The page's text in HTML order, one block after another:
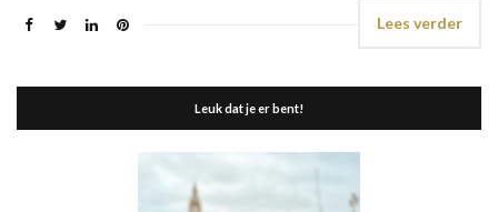
Lees verder
Leuk dat je er bent!